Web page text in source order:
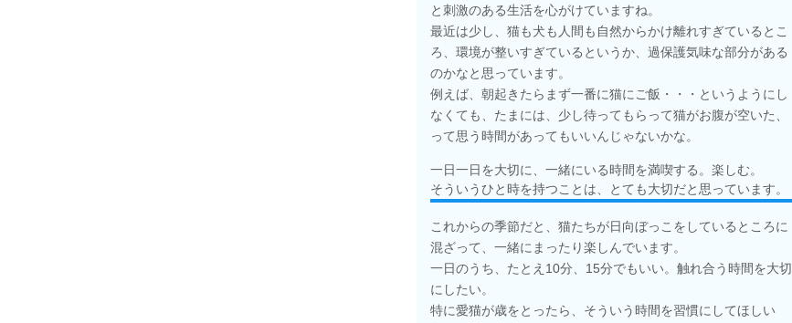
と刺激のある生活を心がけていますね。
最近は少し、猫も犬も人間も自然からかけ離れすぎているとこ
ろ、環境が整いすぎているというか、過保護気味な部分がある
のかなと思っています。
例えば、朝起きたらまず一番に猫にご飯・・・というようにし
なくても、たまには、少し待ってもらって猫がお腹が空いた、
って思う時間があってもいいんじゃないかな。
一日一日を大切に、一緒にいる時間を満喫する。楽しむ。
そういうひと時を持つことは、とても大切だと思っています。
これからの季節だと、猫たちが日向ぼっこをしているところに
混ざって、一緒にまったり楽しんでいます。
一日のうち、たとえ10分、15分でもいい。触れ合う時間を大切
にしたい。
特に愛猫が歳をとったら、そういう時間を習慣にしてほしい